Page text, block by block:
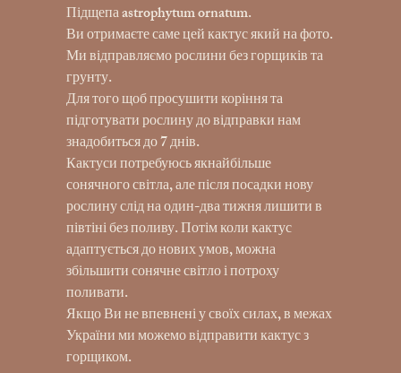
Підщепа astrophytum ornatum.
Ви отримаєте саме цей кактус який на фото.
Ми відправляємо рослини без горщиків та
грунту.
Для того щоб просушити коріння та
підготувати рослину до відправки нам
знадобиться до 7 днів.
Кактуси потребуюсь якнайбільше
сонячного світла, але після посадки нову
рослину слід на один-два тижня лишити в
півтіні без поливу. Потім коли кактус
адаптується до нових умов, можна
збільшити сонячне світло і потроху
поливати.
Якщо Ви не впевнені у своїх силах, в межах
України ми можемо відправити кактус з
горщиком.